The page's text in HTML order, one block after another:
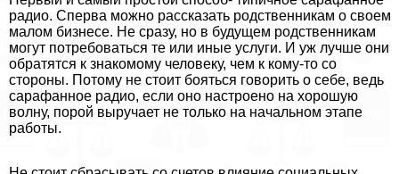
радио. Сперва можно рассказать родственникам о своем
малом бизнесе. Не сразу, но в будущем родственникам
могут потребоваться те или иные услуги. И уж лучше они
обратятся к знакомому человеку, чем к кому-то со
стороны. Потому не стоит бояться говорить о себе, ведь
сарафанное радио, если оно настроено на хорошую
волну, порой выручает не только на начальном этапе
работы.